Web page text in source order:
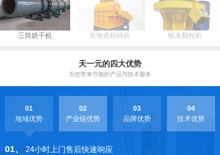
三筒烘干机 生物质粉碎机 锯末颗粒机
天一元的四大优势
为您带来节能的产品与技术服务
01
地域优势
02
产业链优势
03
品牌优势
04
技术优势
01、 24小时上门售后快速响应